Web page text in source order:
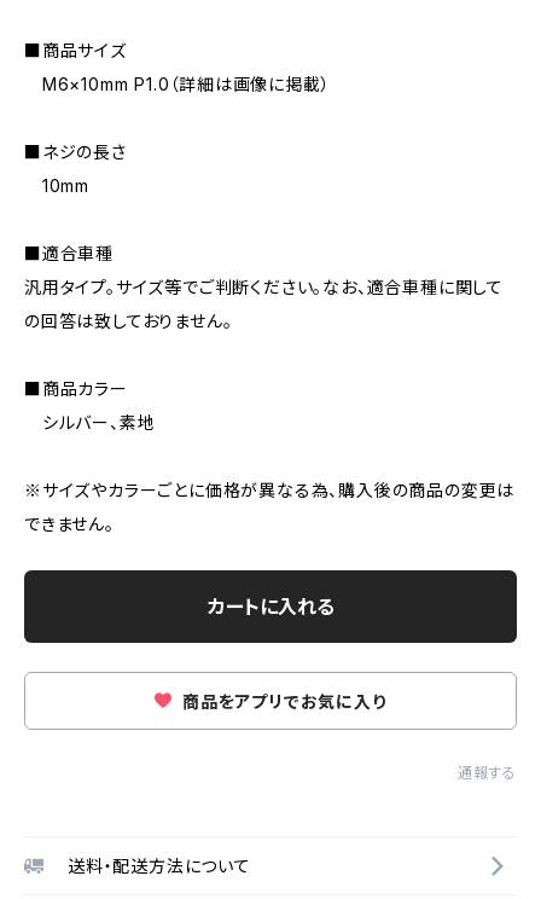
■商品サイズ
M6×10mm P1.0（詳細は画像に掲載）
■ネジの長さ
10mm
■適合車種
汎用タイプ。サイズ等でご判断ください。なお、適合車種に関して
の回答は致しておりません。
■商品カラー
シルバー、素地
※サイズやカラーごとに価格が異なる為、購入後の商品の変更は
できません。
カートに入れる
商品をアプリでお気に入り
通報する
送料・配送方法について